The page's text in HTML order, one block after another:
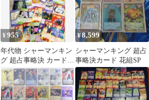
¥955
年代物 シャーマンキン
グ 超占事略決 カードゲ
ームまとめ売り
¥8,599
シャーマンキング 超占
事略決カード 花組SP